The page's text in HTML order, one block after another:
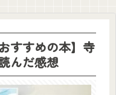
すすめの本】寺
んだ感想